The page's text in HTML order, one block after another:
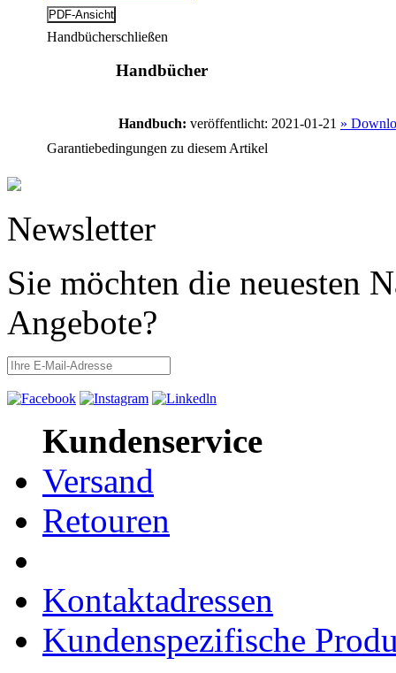
Handbücherschließen
Handbücher
Handbuch: veröffentlicht: 2021-01-21 »
Garantiebedingungen zu diesem Artikel
Newsletter
Sie möchten die neuesten
Angebote?
Kundenservice
Versand
Retouren
Kontaktadressen
Kundenspezifische